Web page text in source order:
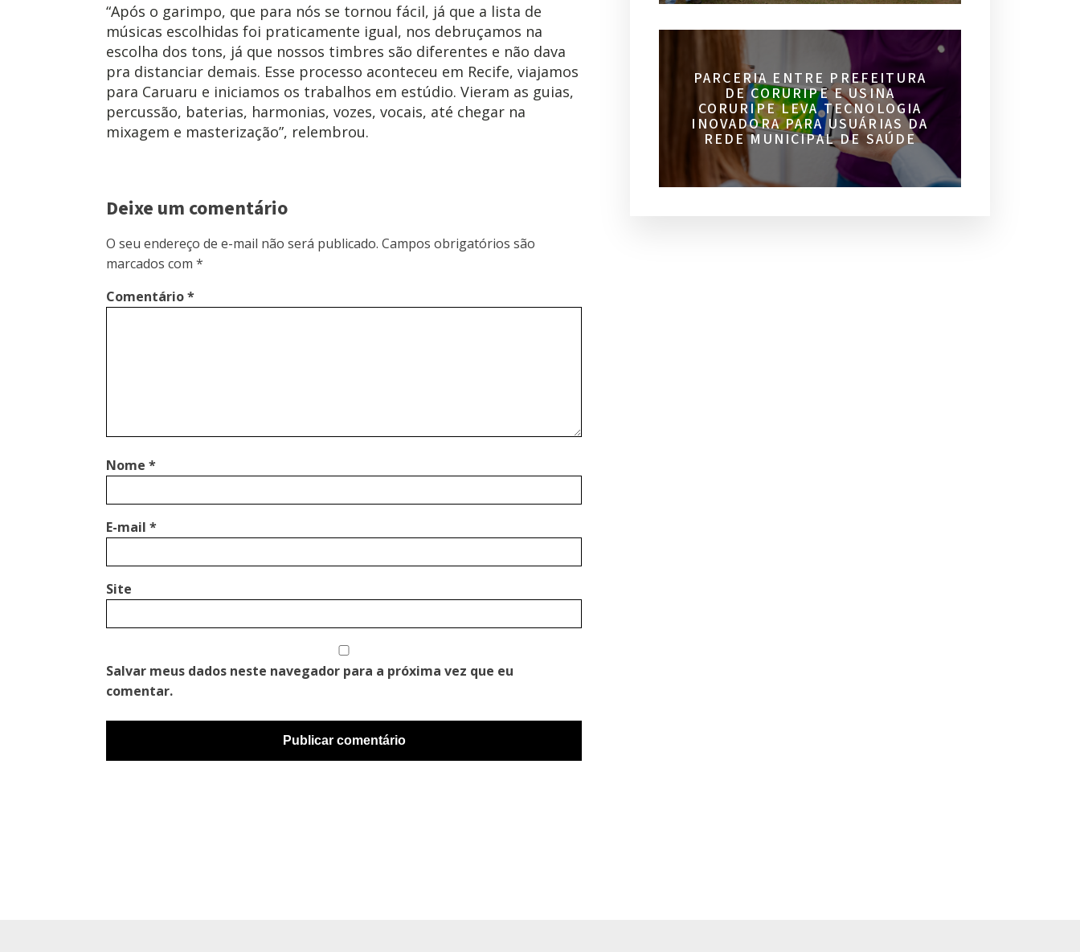
“Após o garimpo, que para nós se tornou fácil, já que a lista de
músicas escolhidas foi praticamente igual, nos debruçamos na
escolha dos tons, já que nossos timbres são diferentes e não dava
pra distanciar demais. Esse processo aconteceu em Recife, viajamos
para Caruaru e iniciamos os trabalhos em estúdio. Vieram as guias,
percussão, baterias, harmonias, vozes, vocais, até chegar na
mixagem e masterização”, relembrou.
Deixe um comentário
O seu endereço de e-mail não será publicado. Campos obrigatórios são
marcados com *
Comentário*
Nome *
E-mail *
Site
Salvar meus dados neste navegador para a próxima vez que eu
comentar.
PARCERIA ENTRE PREFEITURA
DE CORURIPE E USINA
CORURIPE LEVA TECNOLOGIA
INOVADORA PARA USUÁRIAS DA
REDE MUNICIPAL DE SAÚDE